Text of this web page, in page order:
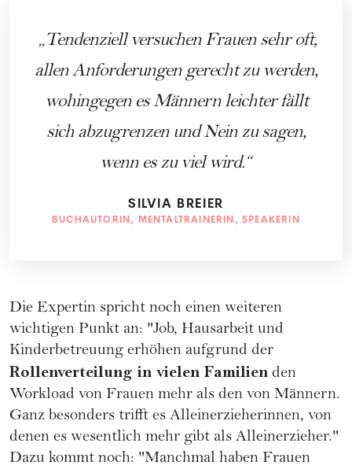
Tendenziell versuchen Frauen sehr oft,
allen Anforderungen gerecht zu werden,
wohingegen es Männern leichter fällt
sich abzugrenzen und Nein zu sagen,
wenn es zu viel wird.
SILVIA BREIER
BUCHAUTORIN, MENTALTRAINERIN, SPEAKERIN
Die Expertin spricht noch einen weiteren
wichtigen Punkt an: "Job, Hausarbeit und
Kinderbetreuung erhöhen aufgrund der
Rollenverteilung in vielen Familien den
Workload von Frauen mehr als den von Männern.
Ganz besonders trifft es Alleinerzieherinnen, von
denen es wesentlich mehr gibt als Alleinerzieher."
Dazu kommt noch: "Manchmal haben Frauen